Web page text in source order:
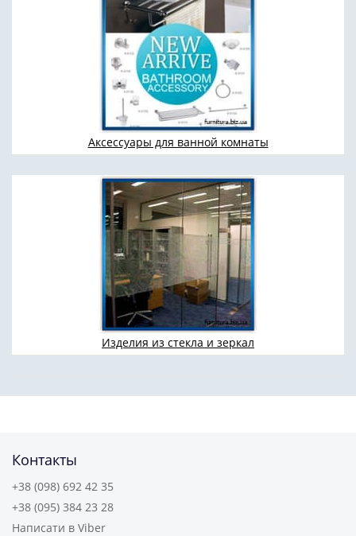
Аксессуары для ванной комнаты
Изделия из стекла и зеркал
Контакты
+38 (098) 692 42 35
+38 (095) 384 23 28
Написати в Viber